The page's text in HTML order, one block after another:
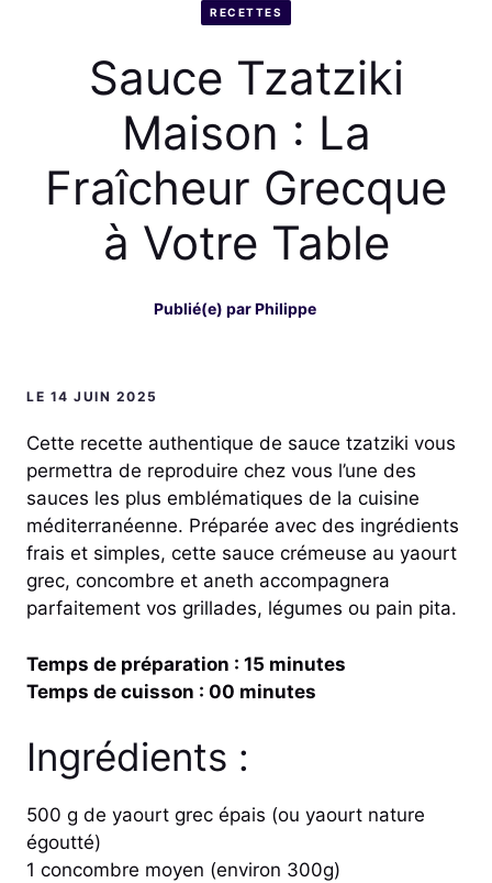
RECETTES
Sauce Tzatziki
Maison : La
Fraîcheur Grecque
à Votre Table
Publié(e) parPhilippe
LE 14 JUIN 2025
Cette recette authentique de sauce tzatziki vous
permettra de reproduire chez vous l’une des
sauces les plus emblématiques de la cuisine
méditerranéenne. Préparée avec des ingrédients
frais et simples, cette sauce crémeuse au yaourt
grec, concombre et aneth accompagnera
parfaitement vos grillades, légumes ou pain pita.
Temps de préparation : 15 minutes
Temps de cuisson : 00 minutes
Ingrédients :
500 g de yaourt grec épais (ou yaourt nature
égoutté)
1 concombre moyen (environ 300g)